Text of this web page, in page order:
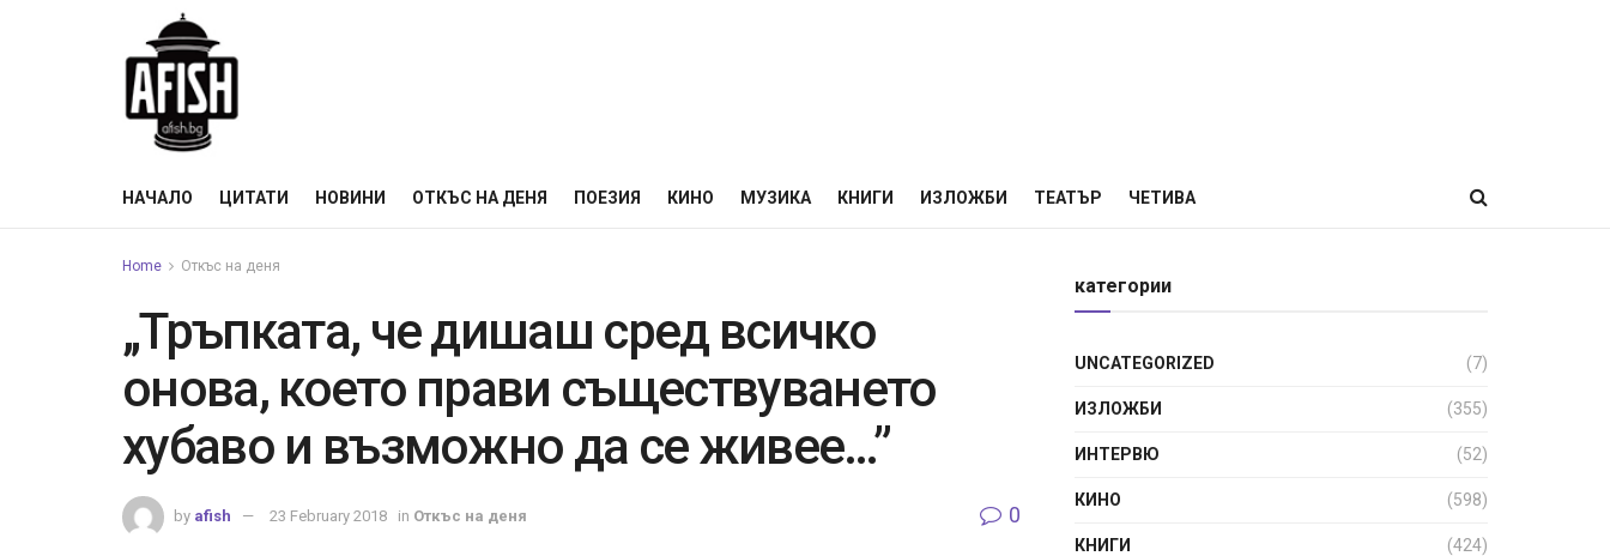
НАЧАЛО ЦИТАТИ НОВИНИ ОТКЪС НА ДЕНЯ ПОЕЗИЯ КИНО МУЗИКА КНИГИ ИЗЛОЖБИ ТЕАТЪР ЧЕТИВА
Home Откъс на деня
„Тръпката, че дишаш сред всичко
онова, което прави съществуването
хубаво и възможно да се живее…”
by afish 23 February 2018 in Откъс на деня 0
категории
UNCATEGORIZED (7)
ИЗЛОЖБИ (355)
ИНТЕРВЮ (52)
КИНО (598)
КНИГИ (424)